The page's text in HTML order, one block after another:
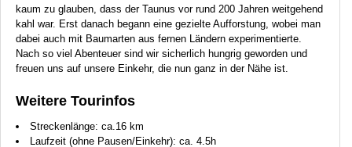
kaum zu glauben, dass der Taunus vor rund 200 Jahren weitgehend
kahl war. Erst danach begann eine gezielte Aufforstung, wobei man
dabei auch mit Baumarten aus fernen Ländern experimentierte.
Nach so viel Abenteuer sind wir sicherlich hungrig geworden und
freuen uns auf unsere Einkehr, die nun ganz in der Nähe ist.
Weitere Tourinfos
Streckenlänge: ca.16 km
Laufzeit (ohne Pausen/Einkehr): ca. 4.5h